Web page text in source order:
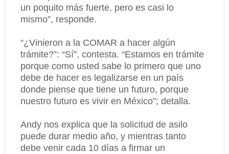
un poquito más fuerte, pero es casi lo
mismo”, responde.
“¿Vinieron a la COMAR a hacer algún
trámite?”: “Sí”, contesta. “Estamos en trámite
porque como usted sabe lo primero que uno
debe de hacer es legalizarse en un país
donde piense que tiene un futuro, porque
nuestro futuro es vivir en México”; detalla.
Andy nos explica que la solicitud de asilo
puede durar medio año, y mientras tanto
debe venir cada 10 días a firmar un